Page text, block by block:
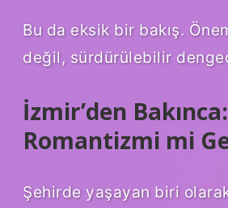
Bu da eksik bir bakış.
değil, sürdürülebilir
İzmir’den
Romantizmi mi
Şehirde yaşayan biri